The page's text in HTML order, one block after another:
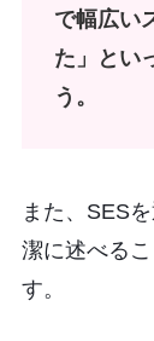
で幅広い
た」とい
う。
また、SES
潔に述べる
す。